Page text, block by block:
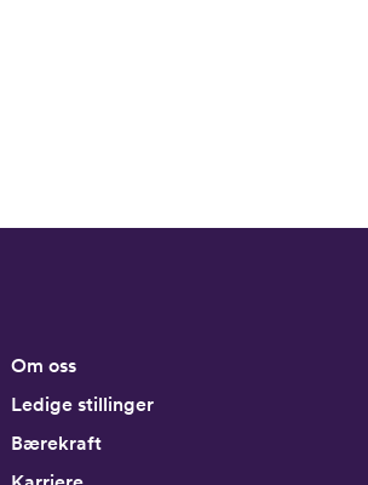
Om oss
Ledige stillinger
Bærekraft